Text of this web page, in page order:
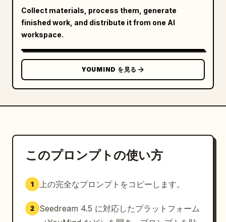
Collect materials, process them, generate
finished work, and distribute it from one AI
workspace.
YOUMIND を見る
このプロンプトの使い方
1 上の完全なプロンプトをコピーします。
2
Seedream 4.5 に対応したプラットフォーム